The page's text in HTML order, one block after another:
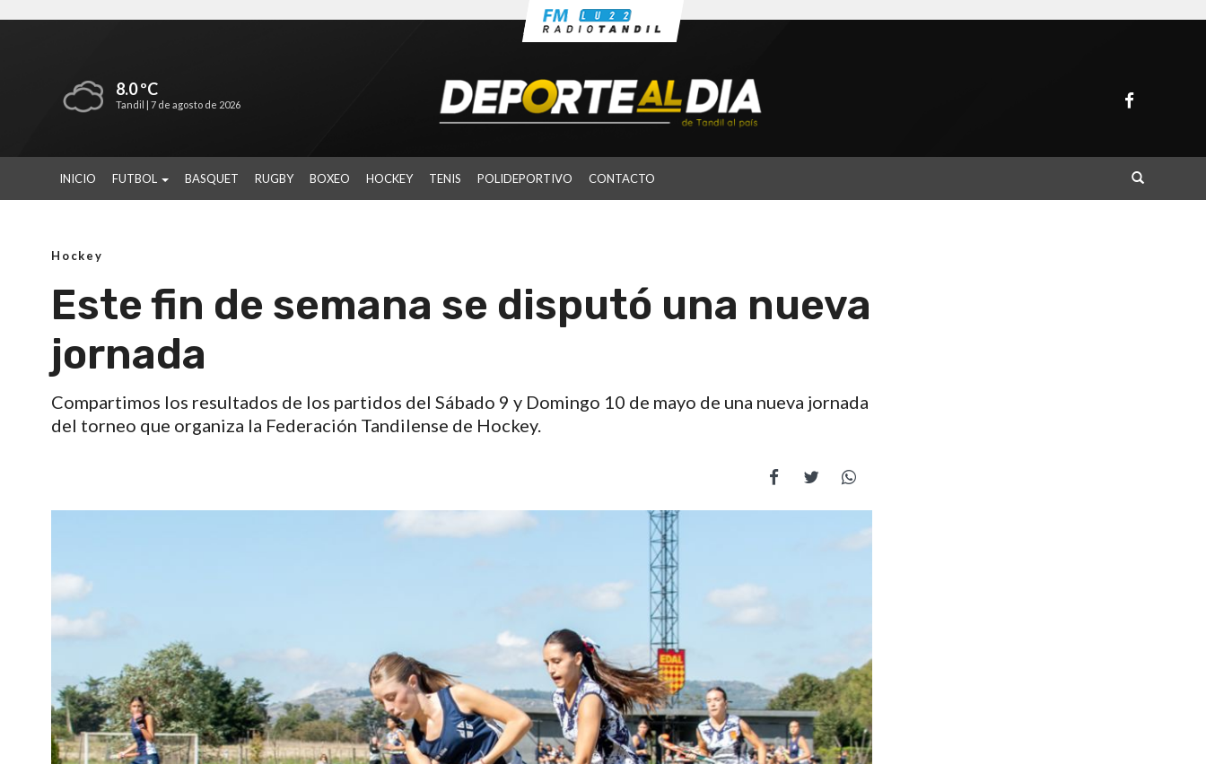
8.0 ºC
Tandil | 7 de agosto de 2026
INICIO FUTBOL BASQUET RUGBY BOXEO HOCKEY TENIS POLIDEPORTIVO CONTACTO
Hockey
Este fin de semana se disputó una nueva
jornada
Compartimos los resultados de los partidos del Sábado 9 y Domingo 10 de mayo de una nueva jornada
del torneo que organiza la Federación Tandilense de Hockey.